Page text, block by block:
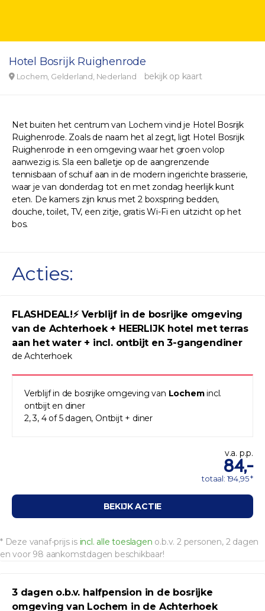
Hotel Bosrijk Ruighenrode
Lochem, Gelderland, Nederland bekijk op kaart
Net buiten het centrum van Lochem vind je Hotel Bosrijk
Ruighenrode. Zoals de naam het al zegt, ligt Hotel Bosrijk
Ruighenrode in een omgeving waar het groen volop
aanwezig is. Sla een balletje op de aangrenzende
tennisbaan of schuif aan in de modern ingerichte brasserie,
waar je van donderdag tot en met zondag heerlijk kunt
eten. De kamers zijn knus met 2 boxspring bedden,
douche, toilet, TV, een zitje, gratis Wi-Fi en uitzicht op het
bos.
Acties:
FLASHDEAL!⚡ Verblijf in de bosrijke omgeving
van de Achterhoek + HEERLIJK hotel met terras
aan het water + incl. ontbijt en 3-gangendiner
de Achterhoek
Verblijf in de bosrijke omgeving van Lochemincl.
ontbijt en diner
2, 3, 4 of 5 dagen, Ontbijt + diner
v.a. p.p.
84,-
totaal: 194,95 *
BEKIJK ACTIE
* Deze vanaf-prijs is incl. alle toeslagen o.b.v. 2 personen, 2 dagen
en voor 98 aankomstdagen beschikbaar!
3 dagen o.b.v. halfpension in de bosrijke
omgeving van Lochem in de Achterhoek